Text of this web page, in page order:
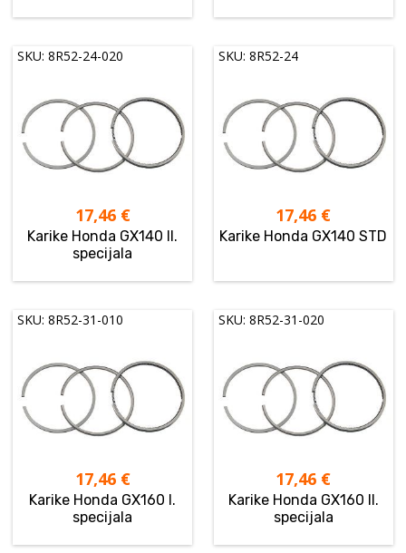
SKU: 8R52-24-020
17,46 €
Karike Honda GX140 II.
specijala
SKU: 8R52-24
17,46 €
Karike Honda GX140 STD
SKU: 8R52-31-010
17,46 €
Karike Honda GX160 I.
specijala
SKU: 8R52-31-020
17,46 €
Karike Honda GX160 II.
specijala